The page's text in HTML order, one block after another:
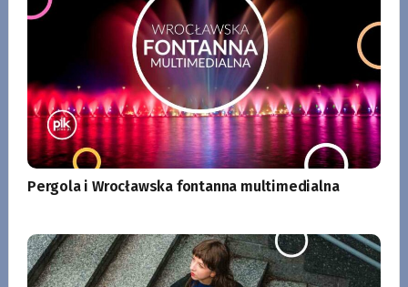
Pergola i Wrocławska fontanna multimedialna